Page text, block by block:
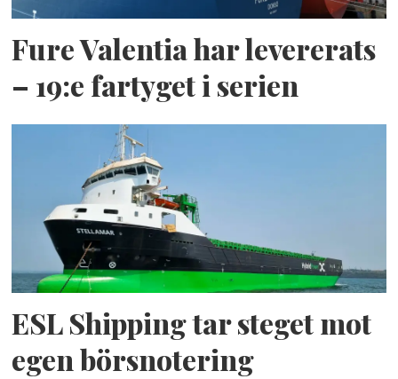
Fure Valentia har levererats
– 19:e fartyget i serien
ESL Shipping tar steget mot
egen börsnotering